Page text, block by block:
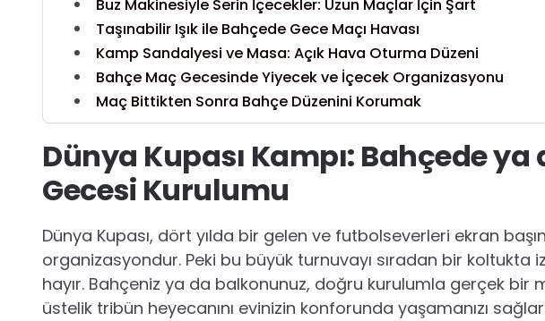
Buz Makinesiyle Serin İçecekler: Uzun Maçlar İçin Şart
Taşınabilir Işık ile Bahçede Gece Maçı Havası
Kamp Sandalyesi ve Masa: Açık Hava Oturma Düzeni
Bahçe Maç Gecesinde Yiyecek ve İçecek Organizasyonu
Maç Bittikten Sonra Bahçe Düzenini Korumak
Dünya Kupası Kampı: Bahçede
Gecesi Kurulumu
Dünya Kupası, dört yılda bir gelen ve futbolseverleri ekran
organizasyondur. Peki bu büyük turnuvayı sıradan bir koltukta
hayır. Bahçeniz ya da balkonunuz, doğru kurulumla gerçek bir
üstelik tribün heyecanını evinizin konforunda yaşamanızı